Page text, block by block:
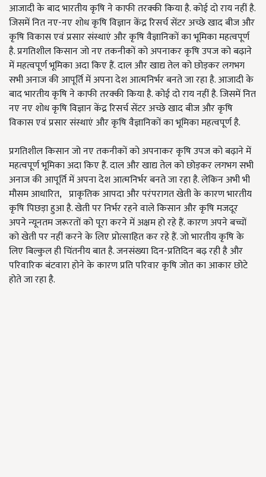
आजादी के बाद भारतीय कृषि ने काफी तरक्की किया है. कोई दो राय नहीं है.
जिसमें नित नए-नए शोध कृषि विज्ञान केंद्र रिसर्च सेंटर अच्छे खाद बीज और
कृषि विकास एवं प्रसार संस्थाएं और कृषि वैज्ञानिकों का भूमिका महत्वपूर्ण
है. प्रगतिशील किसान जो नए तकनीकों को अपनाकर कृषि उपज को बढ़ाने
में महत्वपूर्ण भूमिका अदा किए हैं. दाल और खाद्य तेल को छोड़कर लगभग
सभी अनाज की आपूर्ति में अपना देश आत्मनिर्भर बनते जा रहा है. आजादी के
बाद भारतीय कृषि ने काफी तरक्की किया है. कोई दो राय नहीं है. जिसमें नित
नए नए शोध कृषि विज्ञान केंद्र रिसर्च सेंटर अच्छे खाद बीज और कृषि
विकास एवं प्रसार संस्थाएं और कृषि वैज्ञानिकों का भूमिका महत्वपूर्ण है.
प्रगतिशील किसान जो नए तकनीकों को अपनाकर कृषि उपज को बढ़ाने में
महत्वपूर्ण भूमिका अदा किए हैं. दाल और खाद्य तेल को छोड़कर लगभग सभी
अनाज की आपूर्ति में अपना देश आत्मनिर्भर बनते जा रहा है. लेकिन अभी भी
मौसम आधारित, प्राकृतिक आपदा और परंपरागत खेती के कारण भारतीय
कृषि पिछड़ा हुआ है. खेती पर निर्भर रहने वाले किसान और कृषि मजदूर
अपने न्यूनतम जरूरतों को पूरा करने में अक्षम हो रहे हैं. कारण अपने बच्चों
को खेती पर नहीं करने के लिए प्रोत्साहित कर रहे हैं. जो भारतीय कृषि के
लिए बिल्कुल ही चिंतनीय बात है. जनसंख्या दिन-प्रतिदिन बढ़ रही है और
परिवारिक बंटवारा होने के कारण प्रति परिवार कृषि जोत का आकार छोटे
होते जा रहा है.